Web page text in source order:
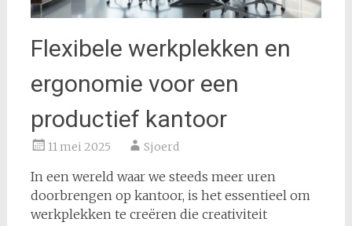
Flexibele werkplekken en
ergonomie voor een
productief kantoor
11 mei 2025 Sjoerd
In een wereld waar we steeds meer uren
doorbrengen op kantoor, is het essentieel om
werkplekken te creëren die creativiteit